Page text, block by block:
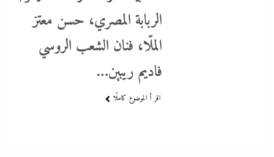
الربابة المصري، حسن معتز
الملّا، فنان الشعب الروسي
فاديم ريبين…
اقر أ الموضوع كاملًا
وقوات تيجراي..ونظام آبي أحمد يرتعب